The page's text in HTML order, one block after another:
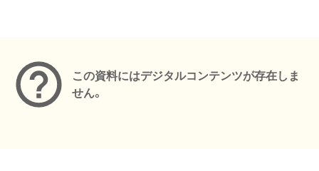
この資料にはデジタルコンテンツが存在しま
せん。